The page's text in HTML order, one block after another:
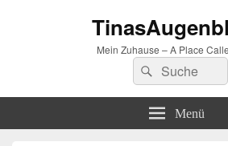
Mein Zuhause – A Place
Suchen
nach:
Suchen
Menü